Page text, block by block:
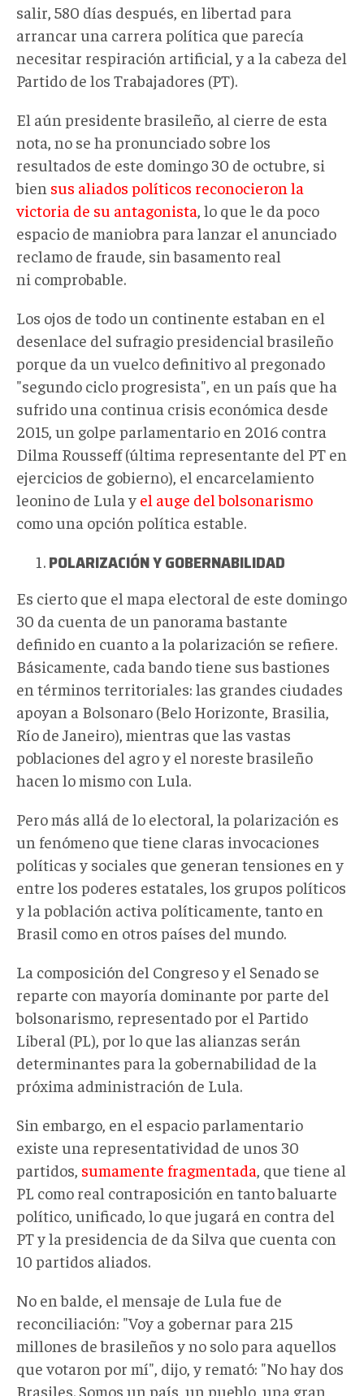
salir, 580 días después, en libertad para
arrancar una carrera política que parecía
necesitar respiración artificial, y a la cabeza del
Partido de los Trabajadores (PT).
El aún presidente brasileño, al cierre de esta
nota, no se ha pronunciado sobre los
resultados de este domingo 30 de octubre, si
bien sus aliados políticos reconocieron la
victoria de su antagonista , lo que le da poco
espacio de maniobra para lanzar el anunciado
reclamo de fraude, sin basamento real
ni comprobable.
Los ojos de todo un continente estaban en el
desenlace del sufragio presidencial brasileño
porque da un vuelco definitivo al pregonado
"segundo ciclo progresista", en un país que ha
sufrido una continua crisis económica desde
2015, un golpe parlamentario en 2016 contra
Dilma Rousseff (última representante del PT en
ejercicios de gobierno), el encarcelamiento
leonino de Lula y el auge del bolsonarismo
como una opción política estable.
POLARIZACIÓN Y GOBERNABILIDAD
Es cierto que el mapa electoral de este domingo
30 da cuenta de un panorama bastante
definido en cuanto a la polarización se refiere.
Básicamente, cada bando tiene sus bastiones
en términos territoriales: las grandes ciudades
apoyan a Bolsonaro (Belo Horizonte, Brasilia,
Río de Janeiro), mientras que las vastas
poblaciones del agro y el noreste brasileño
hacen lo mismo con Lula.
Pero más allá de lo electoral, la polarización es
un fenómeno que tiene claras invocaciones
políticas y sociales que generan tensiones en y
entre los poderes estatales, los grupos políticos
y la población activa políticamente, tanto en
Brasil como en otros países del mundo.
La composición del Congreso y el Senado se
reparte con mayoría dominante por parte del
bolsonarismo, representado por el Partido
Liberal (PL), por lo que las alianzas serán
determinantes para la gobernabilidad de la
próxima administración de Lula.
Sin embargo, en el espacio parlamentario
existe una representatividad de unos 30
partidos, sumamente fragmentada , que tiene al
PL como real contraposición en tanto baluarte
político, unificado, lo que jugará en contra del
PT y la presidencia de da Silva que cuenta con
10 partidos aliados.
No en balde, el mensaje de Lula fue de
reconciliación: "Voy a gobernar para 215
millones de brasileños y no solo para aquellos
que votaron por mí", dijo, y remató: "No hay dos
Brasiles. Somos un país, un pueblo, una gran